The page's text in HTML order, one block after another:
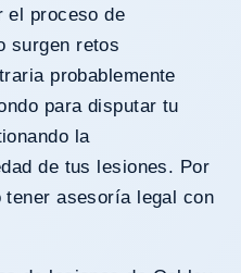
el proceso de
surgen retos
probablemente
para disputar tu
la
de tus lesiones. Por
asesoría legal con